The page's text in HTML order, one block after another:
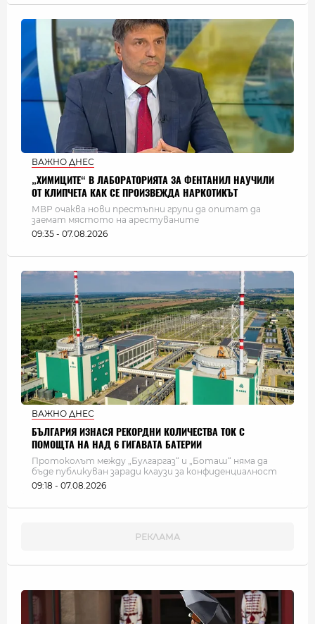
ВАЖНО ДНЕС
„ХИМИЦИТЕ“ В ЛАБОРАТОРИЯТА ЗА ФЕНТАНИЛ НАУЧИЛИ
ОТ КЛИПЧЕТА КАК СЕ ПРОИЗВЕЖДА НАРКОТИКЪТ
МВР очаква нови престъпни групи да опитат да
заемат мястото на арестуваните
09:35 - 07.08.2026
ВАЖНО ДНЕС
БЪЛГАРИЯ ИЗНАСЯ РЕКОРДНИ КОЛИЧЕСТВА ТОК С
ПОМОЩТА НА НАД 6 ГИГАВАТА БАТЕРИИ
Протоколът между „Булгаргаз“ и „Боташ“ няма да
бъде публикуван заради клаузи за конфиденциалност
09:18 - 07.08.2026